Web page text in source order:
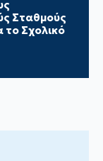
Σταθμούς
το Σχολικό